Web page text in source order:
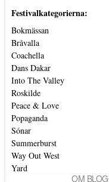
Festivalkategorierna:
Bokmässan
Bråvalla
Coachella
Dans Dakar
Into The Valley
Roskilde
Peace & Love
Popaganda
Sónar
Summerburst
Way Out West
Yard
OM